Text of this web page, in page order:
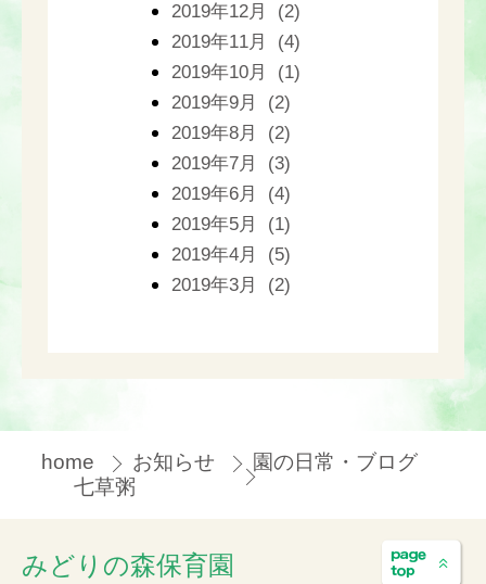
2019年12月 (2)
2019年11月 (4)
2019年10月 (1)
2019年9月 (2)
2019年8月 (2)
2019年7月 (3)
2019年6月 (4)
2019年5月 (1)
2019年4月 (5)
2019年3月 (2)
home お知らせ
園の日常・ブログ
七草粥
みどりの森保育園